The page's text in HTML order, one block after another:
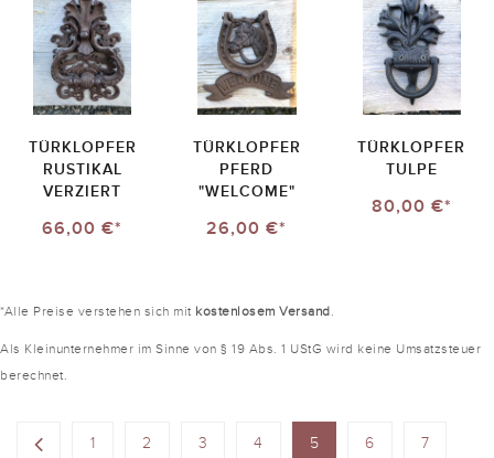
TÜRKLOPFER
RUSTIKAL
VERZIERT
66,00 €*
TÜRKLOPFER
PFERD
"WELCOME"
26,00 €*
TÜRKLOPFER
TULPE
80,00 €*
*Alle Preise verstehen sich mit kostenlosem Versand.
Als Kleinunternehmer im Sinne von § 19 Abs. 1 UStG wird keine Umsatzsteuer
berechnet.
1 2 3 4 5 6 7